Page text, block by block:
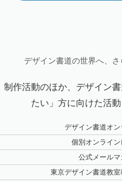
デザイン書道の世界へ、
制作活動のほか、デザイン
たい」方に向けた活動
デザイン書道オ
個別オンライ
公式メール
東京デザイン書道教室